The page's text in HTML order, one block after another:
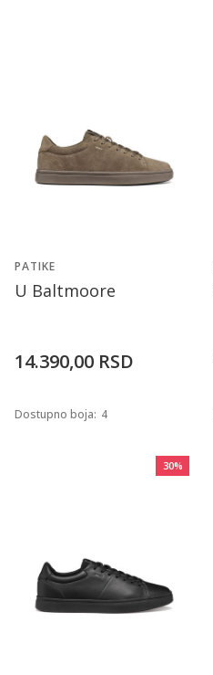
PATIKE
U Baltmoore
14.390,00 RSD
Dostupno boja: 4
30%